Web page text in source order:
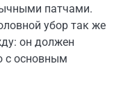
патчами.
убор так же
он должен
с основным